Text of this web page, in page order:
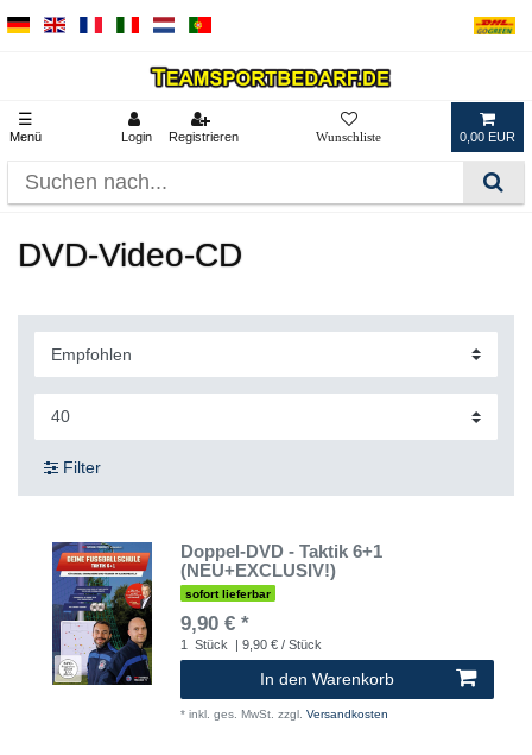
☰
Menü Login Registrieren 0,00 EUR
DVD-Video-CD
Filter
Doppel-DVD - Taktik 6+1
(NEU+EXCLUSIV!)
sofort lieferbar
9,90 € *
1 Stück | 9,90 € / Stück
In den Warenkorb
* inkl. ges. MwSt. zzgl. Versandkosten